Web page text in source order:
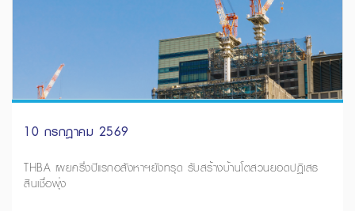
10 กรกฎาคม 2569
THBA เผยครึ่งปีแรกอสังหาฯยังทรุด รับสร้างบ้านโตสวนยอดปฏิเสธ
สินเชื่อพุ่ง